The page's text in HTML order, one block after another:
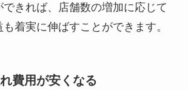
きれば、店舗数の増加に応じて
着実に伸ばすことができます。
費用が安くなる